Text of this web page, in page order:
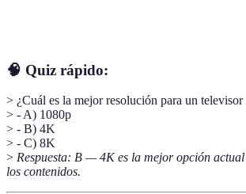
🧠 Quiz rápido:
> ¿Cuál es la mejor resolución para un televisor
> - A) 1080p
> - B) 4K
> - C) 8K
> Respuesta: B — 4K es la mejor opción
los contenidos.